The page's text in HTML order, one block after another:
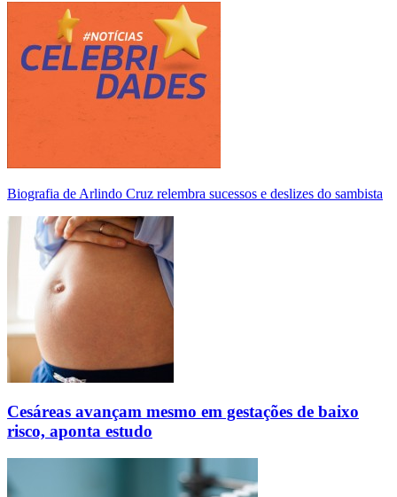
Biografia de Arlindo Cruz relembra sucessos e deslizes do sambista
Cesáreas avançam mesmo em gestações de baixo
risco, aponta estudo